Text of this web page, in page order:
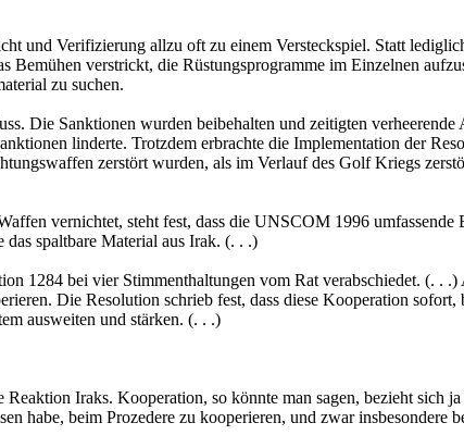
und Verifizierung allzu oft zu einem Versteckspiel. Statt
Bemühen verstrickt, die Rüstungsprogramme im Einzelnen
zu suchen.
Die Sanktionen wurden beibehalten und zeitigten
linderte. Trotzdem erbrachte die Implementation der
zerstört wurden, als im Verlauf des Golf Kriegs
vernichtet, steht fest, dass die UNSCOM 1996
spaltbare Material aus Irak. (. . .)
1284 bei vier Stimmenthaltungen vom Rat verabschiedet. (. .
Die Resolution schrieb fest, dass diese Kooperation
ausweiten und stärken. (. . .)
Iraks. Kooperation, so könnte man sagen, bezieht sich
habe, beim Prozedere zu kooperieren, und zwar insbesondere